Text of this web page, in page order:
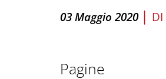
03 Maggio 2020 | DI
Pagine